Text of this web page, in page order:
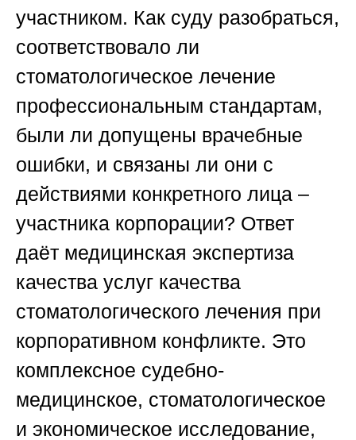
участником. Как суду разобраться,
соответствовало ли
стоматологическое лечение
профессиональным стандартам,
были ли допущены врачебные
ошибки, и связаны ли они с
действиями конкретного лица –
участника корпорации? Ответ
даёт медицинская экспертиза
качества услуг качества
стоматологического лечения при
корпоративном конфликте. Это
комплексное судебно-
медицинское, стоматологическое
и экономическое исследование,